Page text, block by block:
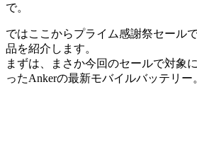
で。
ではここからプライム感謝祭セール
品を紹介します。
まずは、まさか今回のセールで対象
ったAnkerの最新モバイルバッテリー